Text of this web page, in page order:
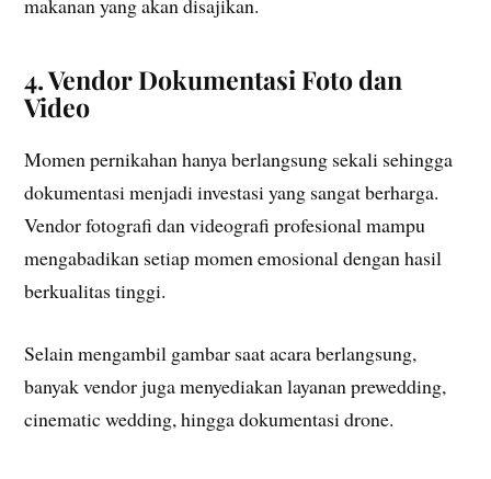
makanan yang akan disajikan.
4. Vendor Dokumentasi Foto dan
Video
Momen pernikahan hanya berlangsung sekali sehingga
dokumentasi menjadi investasi yang sangat berharga.
Vendor fotografi dan videografi profesional mampu
mengabadikan setiap momen emosional dengan hasil
berkualitas tinggi.
Selain mengambil gambar saat acara berlangsung,
banyak vendor juga menyediakan layanan prewedding,
cinematic wedding, hingga dokumentasi drone.